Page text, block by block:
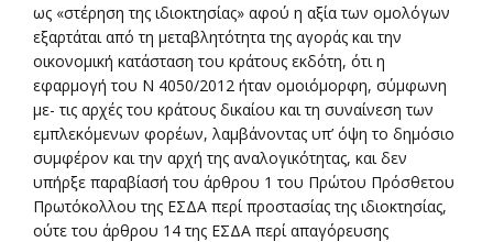
ως «στέρηση της ιδιοκτησίας» αφού η αξία των ομολόγων
εξαρτάται από τη μεταβλητότητα της αγοράς και την
οικονομική κατάσταση του κράτους εκδότη, ότι η
εφαρμογή του Ν 4050/2012 ήταν ομοιόμορφη, σύμφωνη
με- τις αρχές του κράτους δικαίου και τη συναίνεση των
εμπλεκόμενων φορέων, λαμβάνοντας υπ’ όψη το δημόσιο
συμφέρον και την αρχή της αναλογικότητας, και δεν
υπήρξε παραβίασή του άρθρου 1 του Πρώτου Πρόσθετου
Πρωτόκολλου της ΕΣΔΑ περί προστασίας της ιδιοκτησίας,
ούτε του άρθρου 14 της ΕΣΔΑ περί απαγόρευσης